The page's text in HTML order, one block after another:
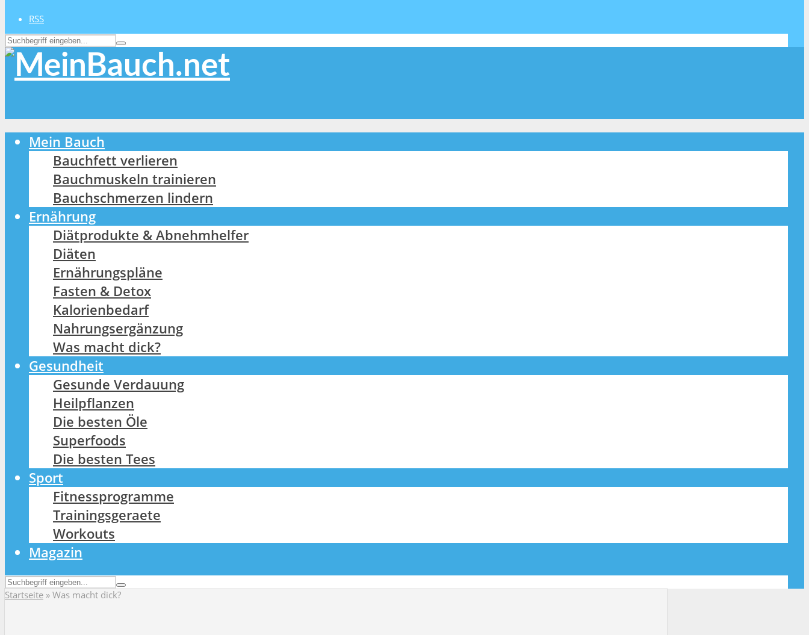
RSS
Mein Bauch
Bauchfett verlieren
Bauchmuskeln trainieren
Bauchschmerzen lindern
Ernährung
Diätprodukte & Abnehmhelfer
Diäten
Ernährungspläne
Fasten & Detox
Kalorienbedarf
Nahrungsergänzung
Was macht dick?
Gesundheit
Gesunde Verdauung
Heilpflanzen
Die besten Öle
Superfoods
Die besten Tees
Sport
Fitnessprogramme
Trainingsgeraete
Workouts
Magazin
Startseite » Was macht dick?